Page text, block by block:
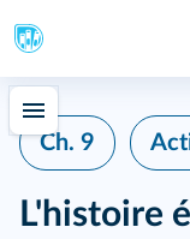
Ch. 9
L'histoire